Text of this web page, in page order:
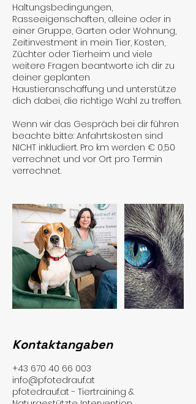
Haltungsbedingungen,
Rasseeigenschaften, alleine oder in
einer Gruppe, Garten oder Wohnung,
Zeitinvestment in mein Tier, Kosten,
Züchter oder Tierheim und viele
weitere Fragen beantworte ich dir zu
deiner geplanten
Haustieranschaffung und unterstütze
dich dabei, die richtige Wahl zu treffen.
Wenn wir das Gespräch bei dir führen
beachte bitte: Anfahrtskosten sind
NICHT inkludiert. Pro km werden € 0,50
verrechnet und vor Ort pro Termin
verrechnet.
Kontaktangaben
+43 670 40 66 003
info@pfotedrauf.at
pfotedrauf.at - Tiertraining &